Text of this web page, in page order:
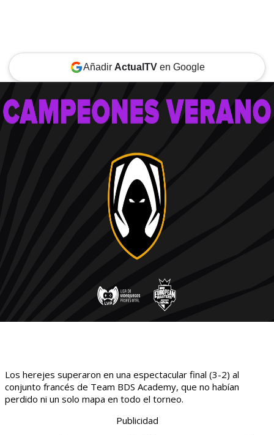
Añadir ActualTVen Google
Los herejes superaron en una espectacular final (3-2) al
conjunto francés de Team BDS Academy, que no habían
perdido ni un solo mapa en todo el torneo.
Publicidad